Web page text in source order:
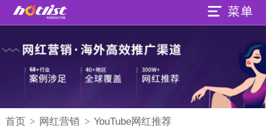
首页 > 网红营销 > YouTube网红推荐